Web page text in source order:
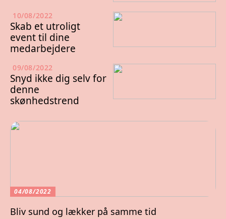
10/08/2022
Skab et utroligt
event til dine
medarbejdere
09/08/2022
Snyd ikke dig selv for
denne
skønhedstrend
04/08/2022
Bliv sund og lækker på samme tid